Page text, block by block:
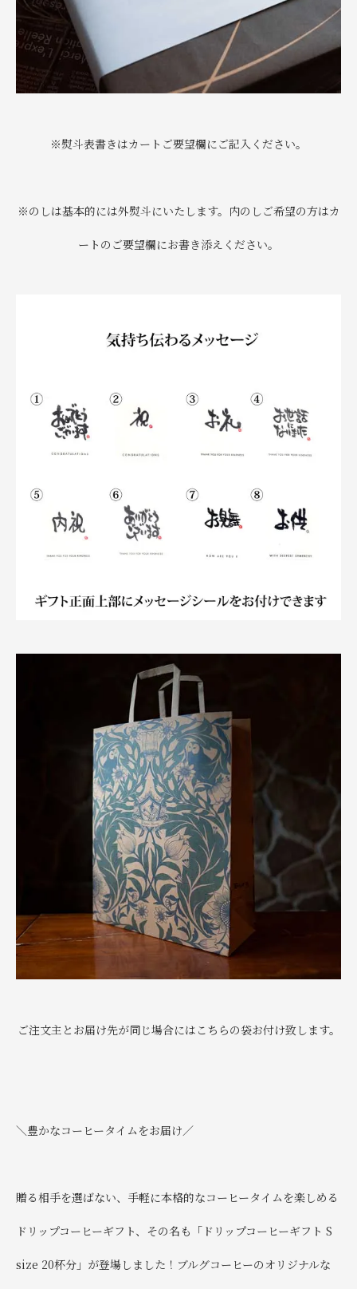
※熨斗表書きはカートご要望欄にご記入ください。
※のしは基本的には外熨斗にいたします。内のしご希望の方はカ
ートのご要望欄にお書き添えください。
ご注文主とお届け先が同じ場合にはこちらの袋お付け致します。
＼豊かなコーヒータイムをお届け／
贈る相手を選ばない、手軽に本格的なコーヒータイムを楽しめる
ドリップコーヒーギフト、その名も「ドリップコーヒーギフト S
size 20杯分」が登場しました！ブルグコーヒーのオリジナルな